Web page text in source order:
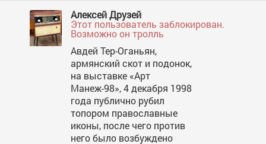
Алексей Друзей
Этот пользователь заблокирован.
Возможно он тролль
Авдей Тер-Оганьян,
армянский скот и подонок,
на выставке «Арт
Манеж-98», 4 декабря 1998
года публично рубил
топором православные
иконы, после чего против
него было возбуждено